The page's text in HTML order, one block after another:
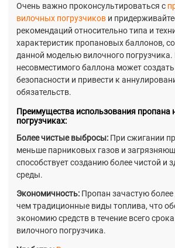
Очень важно проконсультироваться с
вилочных погрузчиков и
рекомендаций относительно типа и
характеристик пропановых баллонов,
данной моделью вилочного
несовместимого баллона может
безопасности и привести к
обязательств.
Преимущества использования пропана
погрузчиках:
Более чистые выбросы: При сжигании
меньше парниковых газов и
способствует созданию более чистой и
среды.
Экономичность: Пропан зачастую более
чем традиционные виды топлива, что
экономию средств в течение всего
вилочного погрузчика.